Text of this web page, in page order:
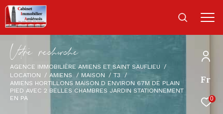
Fr
0
Vore recece
AGENCE IMMOBILIÈRE AMIENS ET SAINT SAUFLIEU
LOCATION
AMIENS MAISON
T3
AMIENS HORTILLONS MAISON D ENVIRON 67M DE PLAIN
PIED AVEC 2 BELLES CHAMBRES JARDIN STATIONNEMENT
EN PA